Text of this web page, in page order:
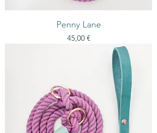
Penny Lane
Preis
45,00 €